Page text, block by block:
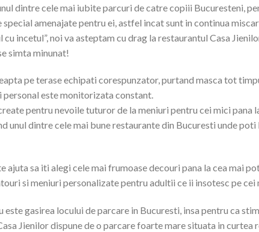
dintre cele mai iubite parcuri de catre copiii Bucuresteni,
amenajate pentru ei, astfel incat sunt in continua
cu incetul”, noi va asteptam cu drag la restaurantul Casa
simta minunat!
pe terase echipati corespunzator, purtand masca tot
este monitorizata constant.
pentru nevoile tuturor de la meniuri pentru cei mici pana
unul dintre cele mai bune restaurante din Bucuresti unde poti
ajuta sa iti alegi cele mai frumoase decouri pana la cea mai
si meniuri personalizate pentru adultii ce ii insotesc pe cei
este gasirea locului de parcare in Bucuresti, insa pentru ca
Jienilor dispune de o parcare foarte mare situata in